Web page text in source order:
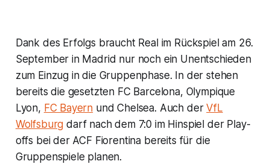
Dank des Erfolgs braucht Real im Rückspiel am 26.
September in Madrid nur noch ein Unentschieden
zum Einzug in die Gruppenphase. In der stehen
bereits die gesetzten FC Barcelona, Olympique
Lyon, FC Bayern und Chelsea. Auch derVfL
Wolfsburg darf nach dem 7:0 im Hinspiel der Play-
offs bei der ACF Fiorentina bereits für die
Gruppenspiele planen.